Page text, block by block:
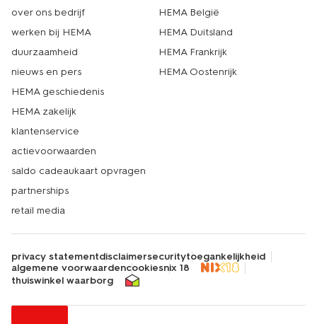
over ons bedrijf
werken bij HEMA
duurzaamheid
nieuws en pers
HEMA geschiedenis
HEMA zakelijk
klantenservice
actievoorwaarden
saldo cadeaukaart opvragen
partnerships
retail media
HEMA België
HEMA Duitsland
HEMA Frankrijk
HEMA Oostenrijk
privacy statementdisclaimersecuritytoegankelijkheid
algemene voorwaardencookiesnix 18
thuiswinkel waarborg